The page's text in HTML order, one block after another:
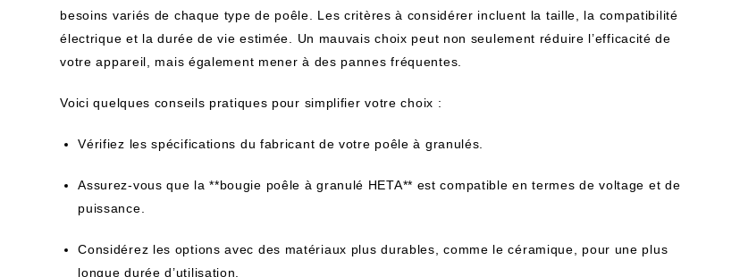
besoins variés de chaque type de poêle. Les critères à considérer incluent la taille, la compatibilité
électrique et la durée de vie estimée. Un mauvais choix peut non seulement réduire l’efficacité de
votre appareil, mais également mener à des pannes fréquentes.
Voici quelques conseils pratiques pour simplifier votre choix :
Vérifiez les spécifications du fabricant de votre poêle à granulés.
Assurez-vous que la **bougie poêle à granulé HETA** est compatible en termes de voltage et de
puissance.
Considérez les options avec des matériaux plus durables, comme le céramique, pour une plus
longue durée d’utilisation.